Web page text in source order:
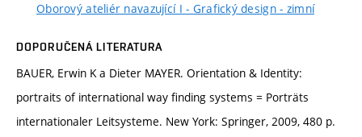
Oborový ateliér navazující I - Grafický design - zimní
DOPORUČENÁ LITERATURA
BAUER, Erwin K a Dieter MAYER. Orientation & Identity:
portraits of international way finding systems = Porträts
internationaler Leitsysteme. New York: Springer, 2009, 480 p.